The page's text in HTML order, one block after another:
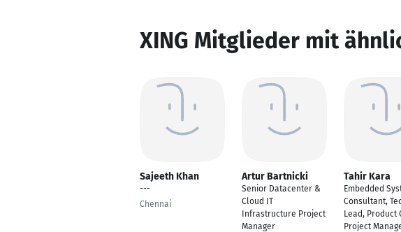
XING Mitglieder mit
Sajeeth Khan
---
Chennai
Artur Bartnicki
Senior Datacenter &
Cloud IT
Infrastructure Project
Manager
Tahir Kara
Embedded
Consultant,
Lead, Product
Project